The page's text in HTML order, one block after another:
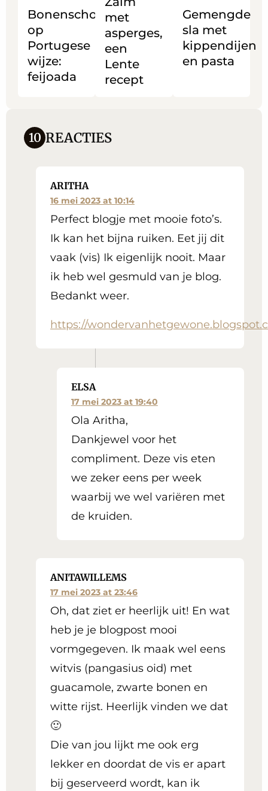
Bonenschotel
op
Portugese
wijze:
feijoada
Portugese
wijze:
feijoada
met
asperges,
een
Lente
recept
asperges,
Lente
recept
Gemengde
sla met
kippendijen
en pasta
met
kippendijen
en
pasta
10 REACTIES
ARITHA
16 mei 2023 at 10:14
Perfect blogje met mooie foto’s.
Ik kan het bijna ruiken. Eet jij dit
vaak (vis) Ik eigenlijk nooit. Maar
ik heb wel gesmuld van je blog.
Bedankt weer.
https://
ELSA
17 mei 2023 at 19:40
Ola Aritha,
Dankjewel voor het
compliment. Deze vis eten
we zeker eens per week
waarbij we wel variëren met
de kruiden.
ANITAWILLEMS
17 mei 2023 at 23:46
Oh, dat ziet er heerlijk uit! En wat
heb je je blogpost mooi
vormgegeven. Ik maak wel eens
witvis (pangasius oid) met
guacamole, zwarte bonen en
witte rijst. Heerlijk vinden we dat
🙂
Die van jou lijkt me ook erg
lekker en doordat de vis er apart
bij geserveerd wordt, kan ik